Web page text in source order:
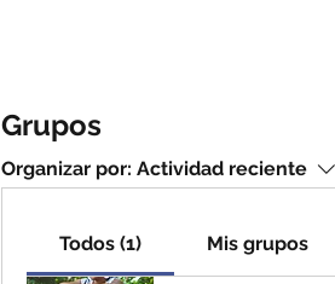
Grupos
Organizar por: Actividad reciente
Todos (1) Mis grupos